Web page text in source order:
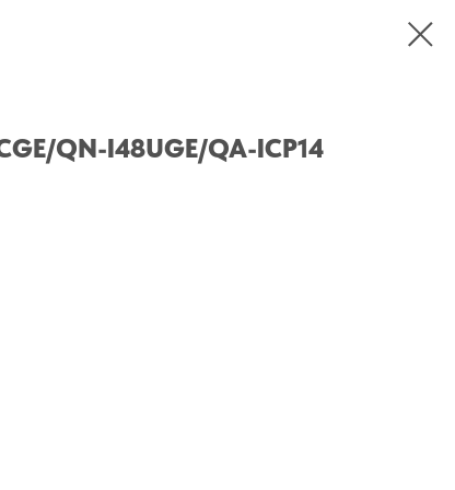
QN-I48UGE/QA-ICP14